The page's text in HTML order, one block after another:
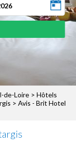
de-Loire > Hôtels
> Avis - Brit Hotel